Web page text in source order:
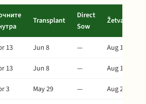
Transplant
Direct
Sow
Žetva
13 Jun 8 —
Aug 12
13 Jun 8 —
Aug 12
3 May 29 —
Aug 2